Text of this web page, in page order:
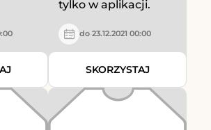
tylko w aplikacji.
do 23.12.2021 00:00
SKORZYSTAJ